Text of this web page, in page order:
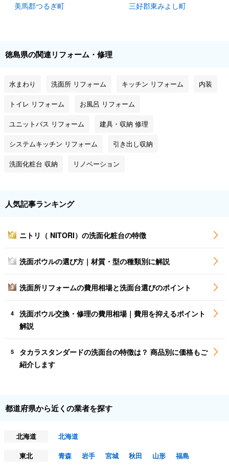
美馬郡つるぎ町 三好郡東みよし町
徳島県の関連リフォーム・修理
水まわり 洗面所 リフォーム キッチン リフォーム 内装
トイレ リフォーム お風呂 リフォーム
ユニットバス リフォーム 建具・収納 修理
システムキッチン リフォーム 引き出し収納
洗面化粧台 収納 リノベーション
人気記事ランキング
1 ニトリ（ NITORI）の洗面化粧台の特徴
2 洗面ボウルの選び方｜材質・型の種類別に解説
3 洗面所リフォームの費用相場と洗面台選びのポイント
4
洗面ボウル交換・修理の費用相場｜費用を抑えるポイント
解説
5
タカラスタンダードの洗面台の特徴は？ 商品別に価格もご
紹介します
都道府県から近くの業者を探す
北海道
北海道
東北
青森 岩手 宮城 秋田 山形
福島